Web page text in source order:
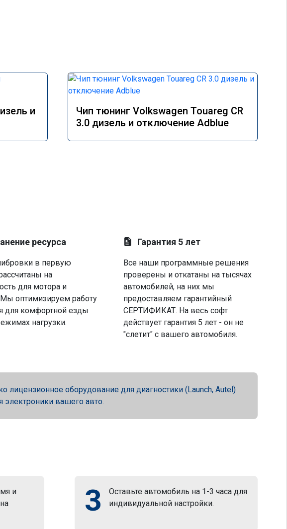
и
Чип тюнинг Volkswagen Touareg CR
3.0 дизель и отключение Adblue
ресурса
в первую
на
для мотора и
оптимизируем работу
для комфортной езды
нагрузки.
Гарантия 5 лет
Все наши программные решения
проверены и откатаны на тысячах
автомобилей, на них мы
предоставляем гарантийный
СЕРТИФИКАТ. На весь софт
действует гарантия 5 лет - он не
"слетит" с вашего автомобиля.
оборудование для диагностики (Launch, Autel)
электроники вашего авто.
и
3
Оставьте автомобиль на 1-3 часа для
индивидуальной настройки.